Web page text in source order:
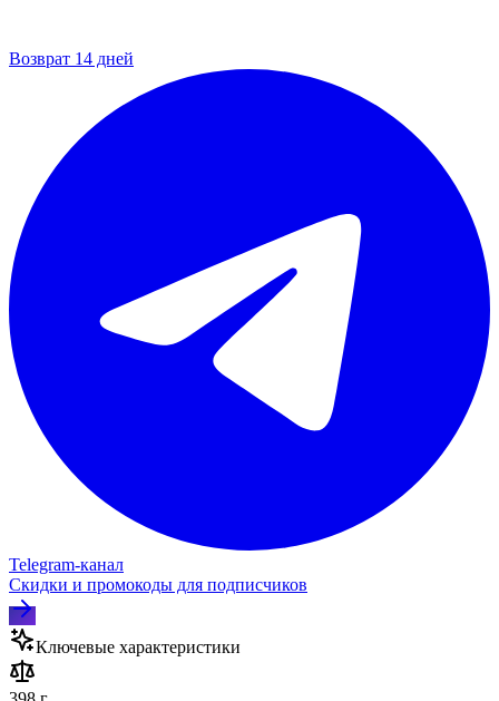
Возврат 14 дней
Telegram‑канал
Скидки и промокоды для подписчиков
Ключевые характеристики